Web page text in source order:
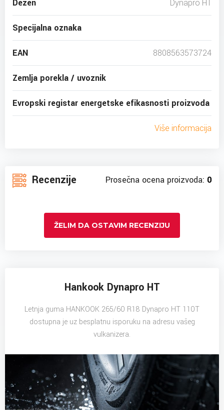
Dezen Dynapro HT
Specijalna oznaka
EAN 8808563573724
Zemlja porekla / uvoznik
Evropski registar energetske efikasnosti proizvoda
Više informacija
Recenzije Prosečna ocena proizvoda: 0
ŽELIM DA OSTAVIM RECENZIJU
Hankook Dynapro HT
Letnja guma HANKOOK 265/60 R18 Dynapro HT 110T
dostupna je uz besplatnu isporuku na adresu vašeg
vulkanizera.